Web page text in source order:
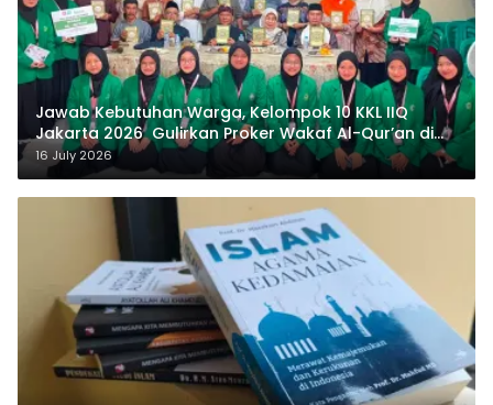
Jawab Kebutuhan Warga, Kelompok 10 KKL IIQ
Jakarta 2026 Gulirkan Proker Wakaf Al-Qur’an di
Sukamanah
16 July 2026